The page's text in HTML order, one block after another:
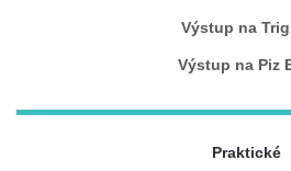
Výstup na
Výstup na Piz
Praktické